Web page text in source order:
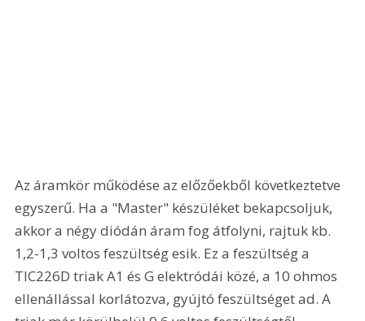
Az áramkör működése az előzőekből következtetve
egyszerű. Ha a "Master" készüléket bekapcsoljuk,
akkor a négy diódán áram fog átfolyni, rajtuk kb.
1,2-1,3 voltos feszültség esik. Ez a feszültség a
TIC226D triak A1 és G elektródái közé, a 10 ohmos
ellenállással korlátozva, gyújtó feszültséget ad. A